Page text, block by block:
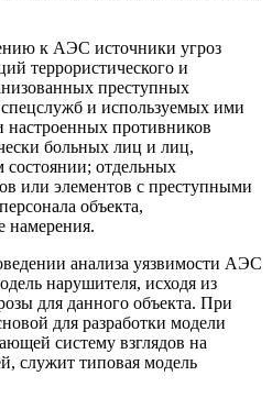
к АЭС источники угроз
террористического и
преступных
и используемых ими
настроенных противников
больных лиц и лиц,
отдельных
или элементов с преступными
объекта,
анализа уязвимости АЭС
нарушителя, исходя из
для данного объекта. При
для разработки модели
систему взглядов на
служит типовая модель